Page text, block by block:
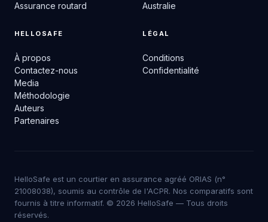
Assurance routard
Australie
HELLOSAFE
À propos
Contactez-nous
Media
Méthodologie
Auteurs
Partenaires
LÉGAL
Conditions
Confidentialité
HelloSafe est un courtier en assurance agréé ORIAS (n°
21008038), soumis au contrôle de l'ACPR. Nos comparatifs sont
fournis à titre informatif. © 2026 HelloSafe — Tous droits
réservés.